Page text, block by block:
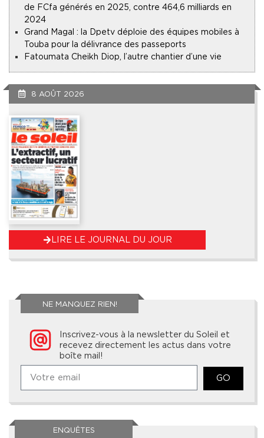
de FCfa générés en 2025, contre 464,6 milliards en
2024
Grand Magal : la Dpetv déploie des équipes mobiles à
Touba pour la délivrance des passeports
Fatoumata Cheikh Diop, l’autre chantier d’une vie
8 AOÛT 2026
LIRE LE JOURNAL DU JOUR
NE MANQUEZ RIEN!
Inscrivez-vous à la newsletter du Soleil et
recevez directement les actus dans votre
boîte mail!
GO
ENQUÊTES